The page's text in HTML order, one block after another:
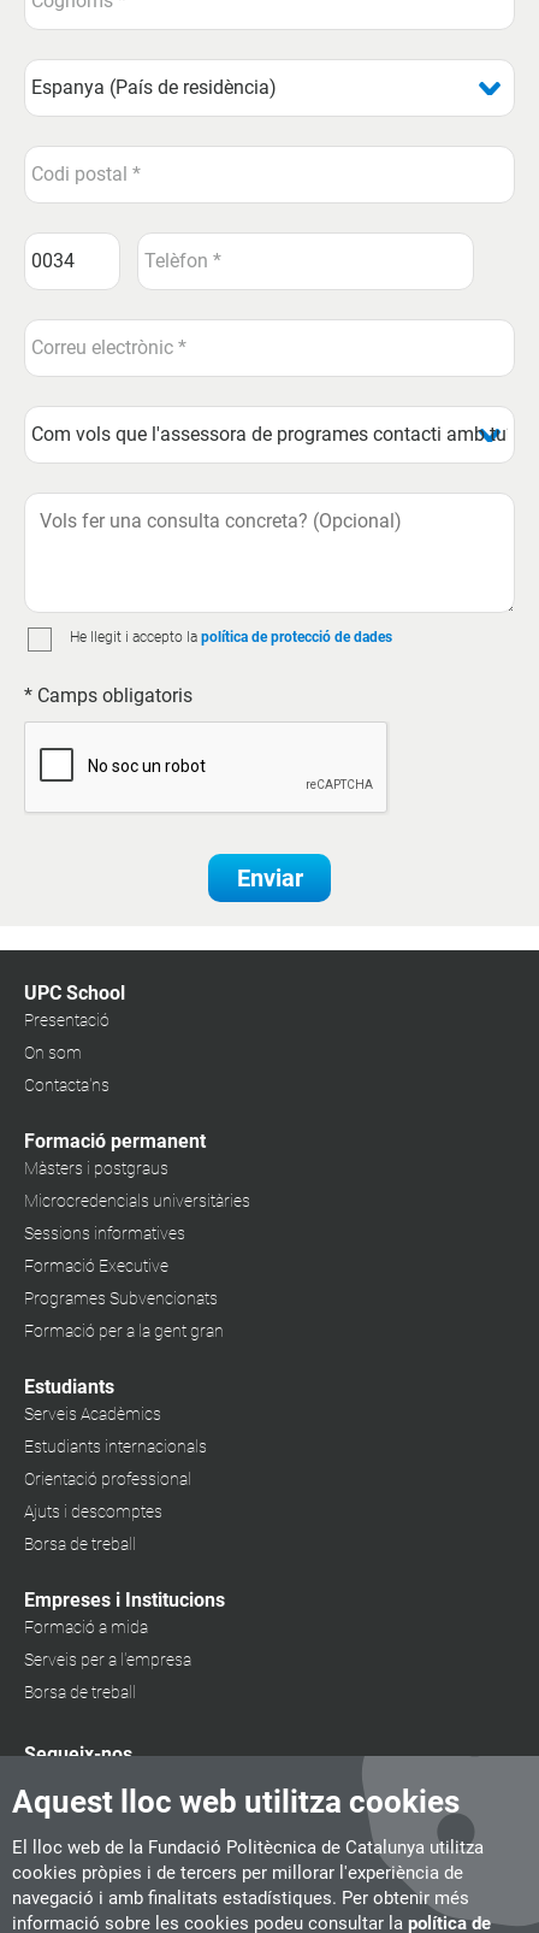
Aquest lloc web utilitza cookies
El lloc web de la Fundació Politècnica de Catalunya utilitza
cookies pròpies i de tercers per millorar l'experiència de
navegació i amb finalitats estadístiques. Per obtenir més
informació sobre les cookies podeu consultar la política de
He llegit i accepto la política de protecció de dades
* Camps obligatoris
Enviar
UPC School
Presentació
On som
Contacta'ns
Formació permanent
Màsters i postgraus
Microcredencials universitàries
Sessions informatives
Formació Executive
Programes Subvencionats
Formació per a la gent gran
Estudiants
Serveis Acadèmics
Estudiants internacionals
Orientació professional
Ajuts i descomptes
Borsa de treball
Empreses i Institucions
Formació a mida
Serveis per a l'empresa
Borsa de treball
Segueix-nos